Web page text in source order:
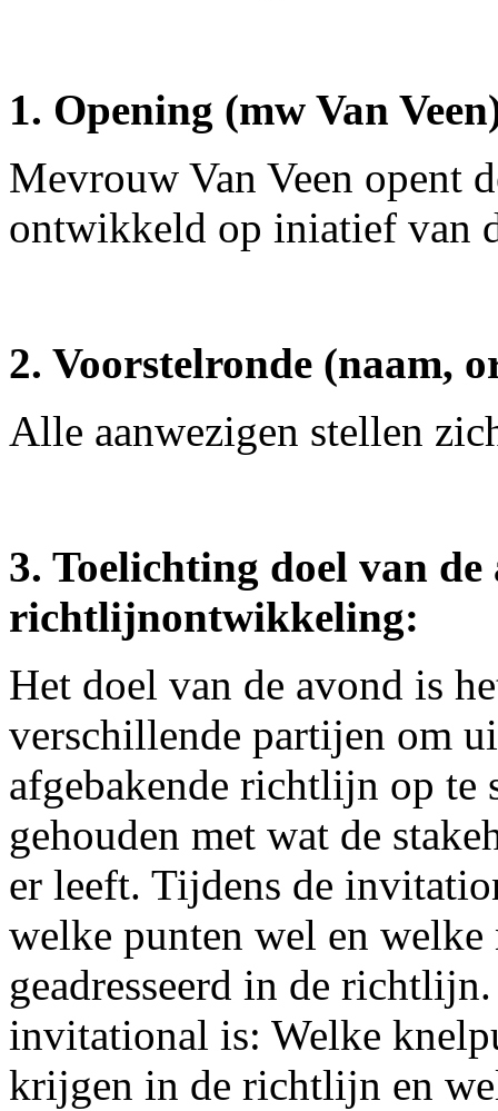
1. Opening (mw Van
Mevrouw Van Veen opent
ontwikkeld op iniatief van
2. Voorstelronde (naam,
Alle aanwezigen stellen
3. Toelichting doel van de
richtlijnontwikkeling:
Het doel van de avond is
verschillende partijen om
afgebakende richtlijn op
gehouden met wat de
er leeft. Tijdens de
welke punten wel en
geadresseerd in de
invitational is: Welke
krijgen in de richtlijn en